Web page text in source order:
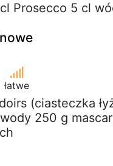
Prosecco 5 cl
łatwe
(ciasteczka
250 g